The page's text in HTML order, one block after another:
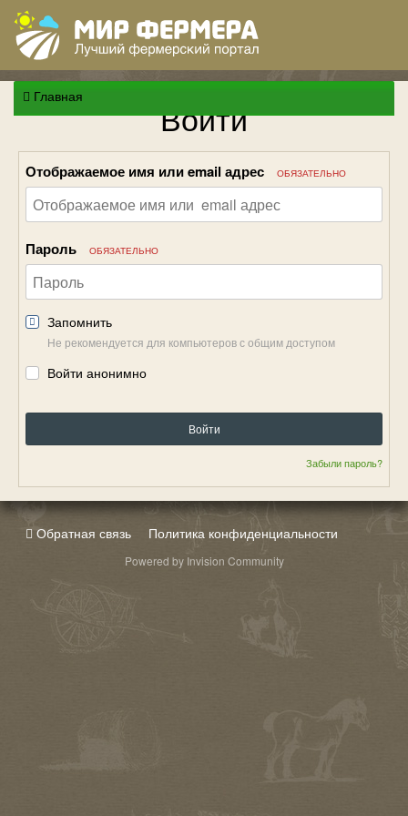
Главная Войти
Отображаемое имя или email адрес ОБЯЗАТЕЛЬНО
Пароль ОБЯЗАТЕЛЬНО
Запомнить
Не рекомендуется для компьютеров с общим доступом
Войти анонимно
Войти
Забыли пароль?
Обратная связь Политика конфиденциальности
Powered by Invision Community